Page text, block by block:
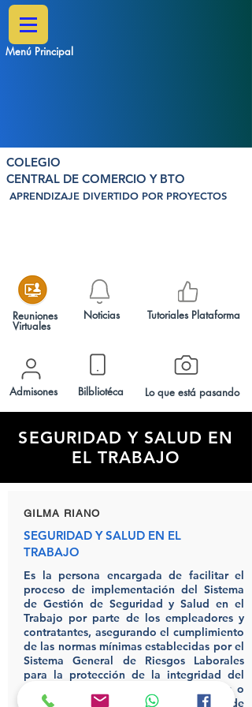
Menú Principal
Tutoriales Plataforma
Bilbliotéca
Admisones Lo que está pasando
Noticias
Reuniones
Virtuales
COLEGIO
CENTRAL DE COMERCIO Y BTO
APRENDIZAJE DIVERTIDO POR PROYECTOS
SEGURIDAD Y SALUD EN
EL TRABAJO
GILMA RIANO
SEGURIDAD Y SALUD EN EL
TRABAJO
Es la persona encargada de facilitar el
proceso de implementación del Sistema
de Gestión de Seguridad y Salud en el
Trabajo por parte de los empleadores y
contratantes, asegurando el cumplimiento
de las normas mínimas establecidas por el
Sistema General de Riesgos Laborales
para la protección de la integridad del
personal que realiza el trabajo, labor o
actividad, con la identificación de